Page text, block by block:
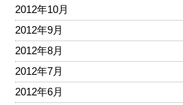
2012年10月
2012年9月
2012年8月
2012年7月
2012年6月